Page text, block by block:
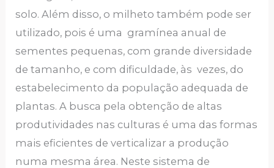
solo. Além disso, o milheto também pode ser
utilizado, pois é uma gramínea anual de
sementes pequenas, com grande diversidade
de tamanho, e com dificuldade, às vezes, do
estabelecimento da população adequada de
plantas. A busca pela obtenção de altas
produtividades nas culturas é uma das formas
mais eficientes de verticalizar a produção
numa mesma área. Neste sistema de